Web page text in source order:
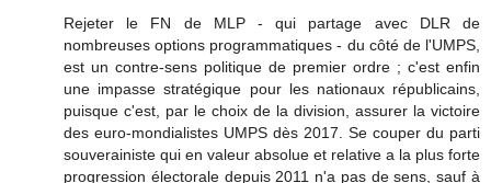
Rejeter le FN de MLP - qui partage avec DLR de
nombreuses options programmatiques - du côté de l'UMPS,
est un contre-sens politique de premier ordre ; c'est enfin
une impasse stratégique pour les nationaux républicains,
puisque c'est, par le choix de la division, assurer la victoire
des euro-mondialistes UMPS dès 2017. Se couper du parti
souverainiste qui en valeur absolue et relative a la plus forte
progression électorale depuis 2011 n'a pas de sens, sauf à